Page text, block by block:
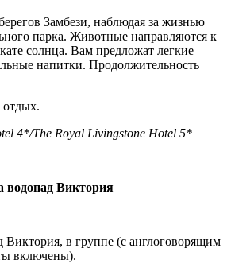
Замбези, наблюдая за жизнью
парка. Животные направляются к
солнца. Вам предложат легкие
напитки. Продолжительность
отдых.
4*/The Royal Livingstone Hotel 5*
водопад Виктория
Виктория, в группе (с англоговорящим
включены).